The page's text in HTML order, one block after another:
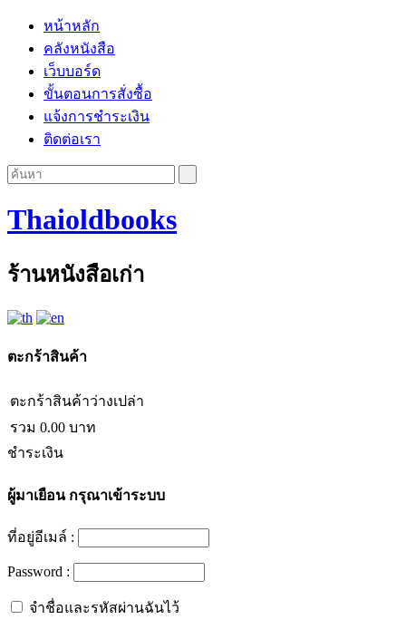
หน้าหลัก
คลังหนังสือ
เว็บบอร์ด
ขั้นตอนการสั่งซื้อ
แจ้งการชำระเงิน
ติดต่อเรา
Thaioldbooks
ร้านหนังสือเก่า
ตะกร้าสินค้า
ตะกร้าสินค้าว่างเปล่า
รวม 0.00 บาท
ชำระเงิน
ผู้มาเยือนกรุณาเข้าระบบ
ที่อยู่อีเมล์ :
Password :
จำชื่อและรหัสผ่านฉันไว้